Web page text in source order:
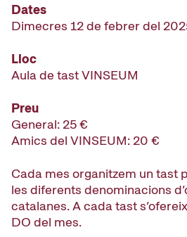
Dates
Dimecres 12 de febrer del
Lloc
Aula de tast VINSEUM
Preu
General: 25 €
Amics del VINSEUM: 20 €
Cada mes organitzem un tast
les diferents denominacions
catalanes. A cada tast
DO del mes.